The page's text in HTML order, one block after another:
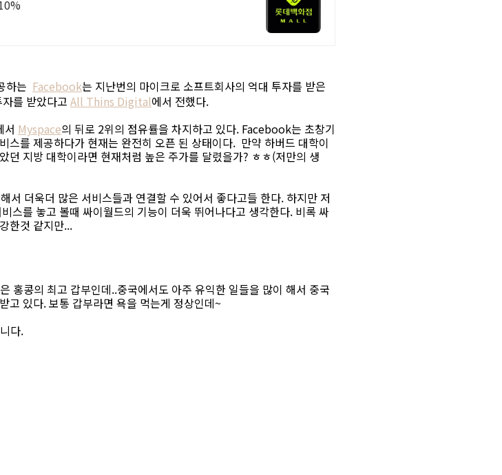
하는 Facebook는 지난번의 마이크로 소프트회사의 억대 투자를 받은
를 받았다고 All Thins Digital에서 전했다.
서 Myspace의 뒤로 2위의 점유률을 차지하고 있다. Facebook는 초창기
스를 제공하다가 현재는 완전히 오픈 된 상태이다. 만약 하버드 대학이
던 지방 대학이라면 현재처럼 높은 주가를 달렸을가? ㅎㅎ(저만의 생
서 더욱더 많은 서비스들과 연결할 수 있어서 좋다고들 한다. 하지만 저
스를 놓고 볼때 싸이월드의 기능이 더욱 뛰어나다고 생각한다. 비록 싸
한것 같지만...
홍콩의 최고 갑부인데..중국에서도 아주 유익한 일들을 많이 해서 중국
고 있다. 보통 갑부라면 욕을 먹는게 정상인데~
다.